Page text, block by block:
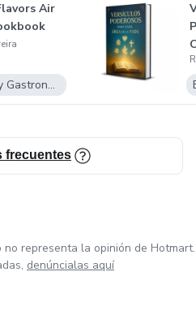
Air
Cocina y Gastronomía
frecuentes
representa la opinión de Hotmart.
denúncialas aquí